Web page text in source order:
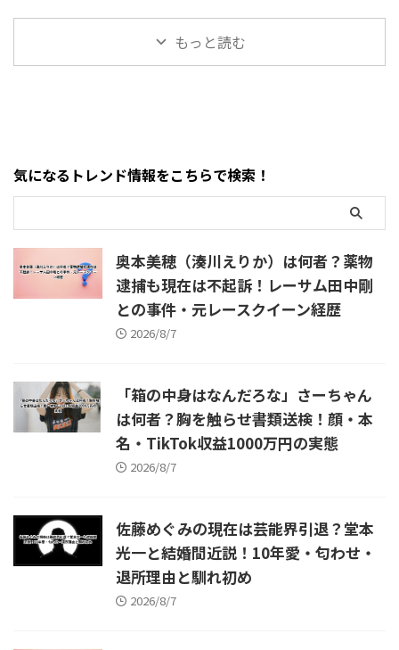
では長年支えてくれた人への感
謝を伝えた一方、今後も女優
約200万円相当が盗まれ、被害
農家が2年連続の盗難を理由に
響
まっています。 政府は2026年8
月5日、飲食料品の消費税率を
ました。 東京の弁当店などか
ら、 「値下げはしません」
益にしたい」 という趣旨の声
が報じられたのです。元記事で
は、食材費や容器代の高騰で ...
と、その家族を標的にするよう
なInstagramストーリーを投稿
を投稿したうえ、「先ずは日
本の家族から」など家族への
危害を連想させる表現や、家
族に関する情報をDMで求める
趣旨の投稿を行ったと報じら
れました。 こ ...
もっと読む
気になるトレンド情報をこちらで検索！
奥本美穂（湊川えりか）は何者？薬物
逮捕も現在は不起訴！レーサム田中剛
との事件・元レースクイーン経歴
2026/8/7
「箱の中身はなんだろな」さーちゃん
は何者？胸を触らせ書類送検！顔・本
名・TikTok収益1000万円の実態
2026/8/7
佐藤めぐみの現在は芸能界引退？堂本
光一と結婚間近説！10年愛・匂わせ・
退所理由と馴れ初め
2026/8/7